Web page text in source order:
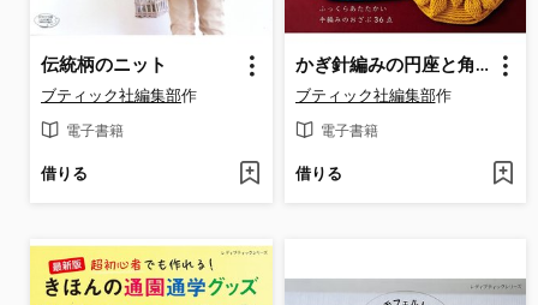
伝統柄のニット
ブティック社編集部作
電子書籍
借りる
かぎ針編みの円座と角座
ブティック社編集部作
電子書籍
借りる